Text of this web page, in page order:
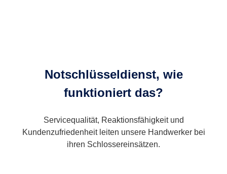
Notschlüsseldienst, wie
funktioniert das?
Servicequalität, Reaktionsfähigkeit und
Kundenzufriedenheit leiten unsere Handwerker bei
ihren Schlossereinsätzen.